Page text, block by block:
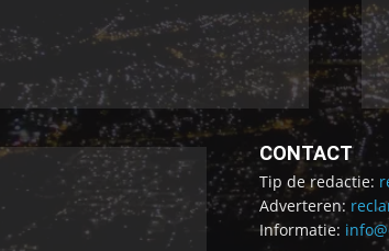
CONTACT
Tip de redactie:
Adverteren:
Informatie: